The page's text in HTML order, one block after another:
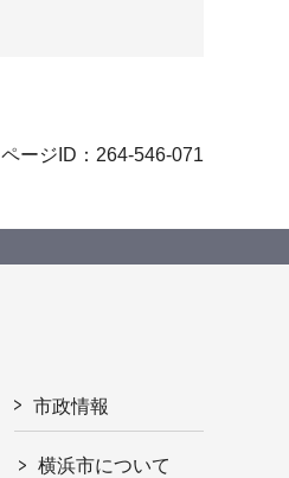
ページID：264-546-071
市政情報
横浜市について